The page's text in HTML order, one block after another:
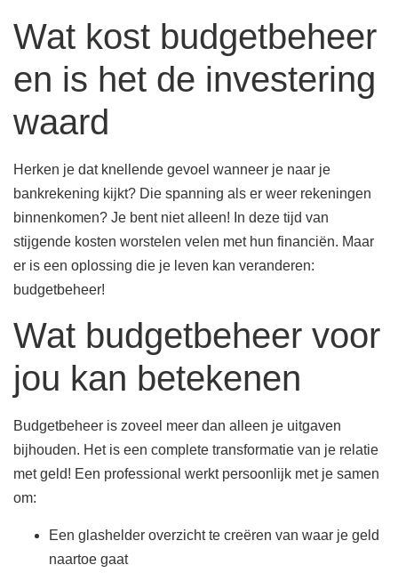
Wat kost budgetbeheer
en is het de investering
waard
Herken je dat knellende gevoel wanneer je naar je
bankrekening kijkt? Die spanning als er weer rekeningen
binnenkomen? Je bent niet alleen! In deze tijd van
stijgende kosten worstelen velen met hun financiën. Maar
er is een oplossing die je leven kan veranderen:
budgetbeheer!
Wat budgetbeheer voor
jou kan betekenen
Budgetbeheer is zoveel meer dan alleen je uitgaven
bijhouden. Het is een complete transformatie van je relatie
met geld! Een professional werkt persoonlijk met je samen
om:
Een glashelder overzicht te creëren van waar je geld
naartoe gaat